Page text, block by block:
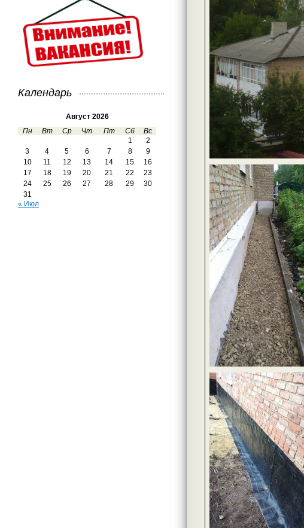
Календарь
Август 2026
Пн
Вт Ср Чт Пт Сб
Вс
1
2
3
4 5 6 7 8
9
10
11 12 13 14 15
16
17
18 19 20 21 22
23
24
25 26 27 28 29
30
31
« Июл